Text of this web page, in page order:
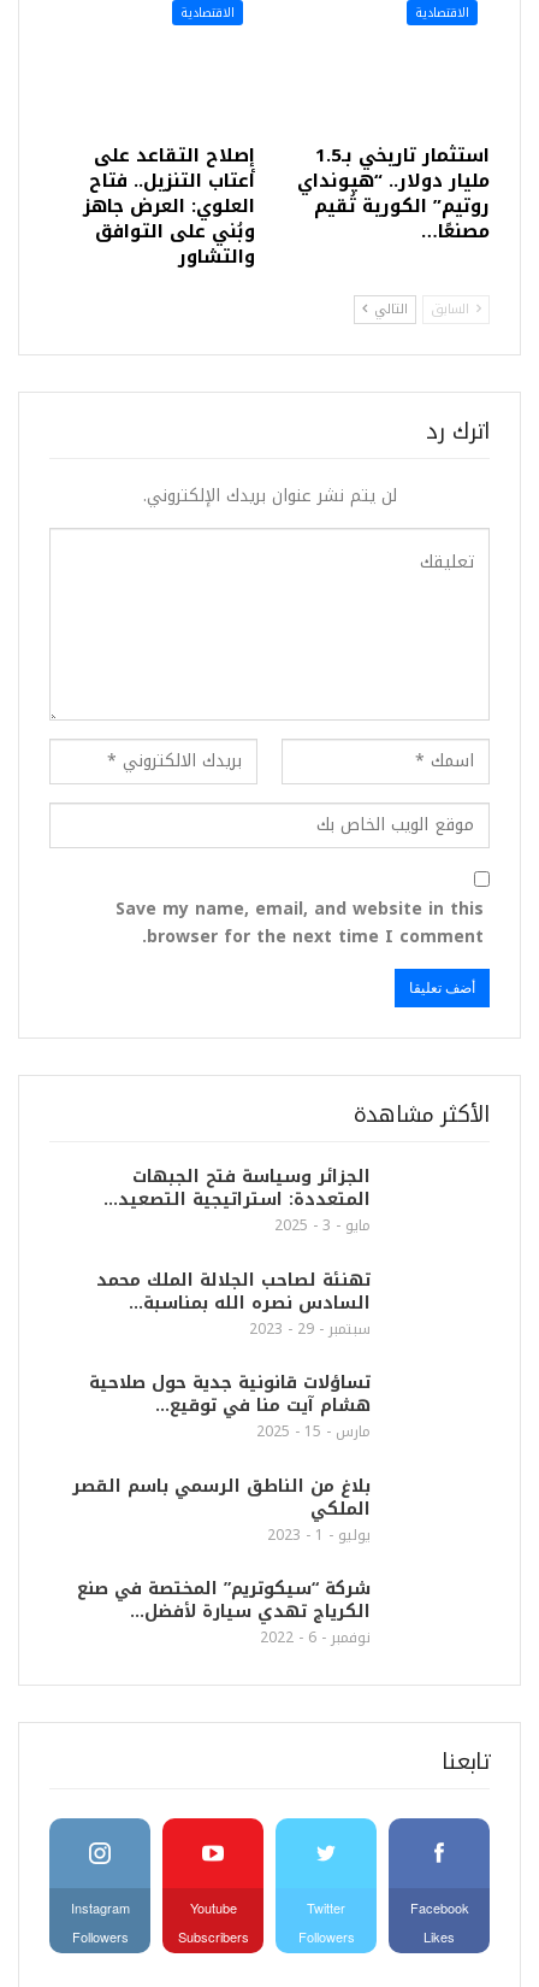
الاقتصادية
استثمار تاريخي بـ1.5
مليار دولار.. “هيونداي
روتيم” الكورية تُقيم
مصنعًا…
الاقتصادية
إصلاح التقاعد على
أعتاب التنزيل.. فتاح
العلوي: العرض جاهز
وبُني على التوافق
والتشاور
السابق التالي
اترك رد
لن يتم نشر عنوان بريدك الإلكتروني.
Save my name, email, and website in this
browser for the next time I comment.
الأكثر مشاهدة
الجزائر وسياسة فتح الجبهات
المتعددة: استراتيجية التصعيد…
مايو - 3 - 2025
تهنئة لصاحب الجلالة الملك محمد
السادس نصره الله بمناسبة…
سبتمبر - 29 - 2023
تساؤلات قانونية جدية حول صلاحية
هشام آيت منا في توقيع…
مارس - 15 - 2025
بلاغ من الناطق الرسمي باسم القصر
الملكي
يوليو - 1 - 2023
شركة “سيكوتريم” المختصة في صنع
الكرياج تهدي سيارة لأفضل…
نوفمبر - 6 - 2022
تابعنا
Facebook
Likes
Twitter
Followers
Youtube
Subscribers
Instagram
Followers